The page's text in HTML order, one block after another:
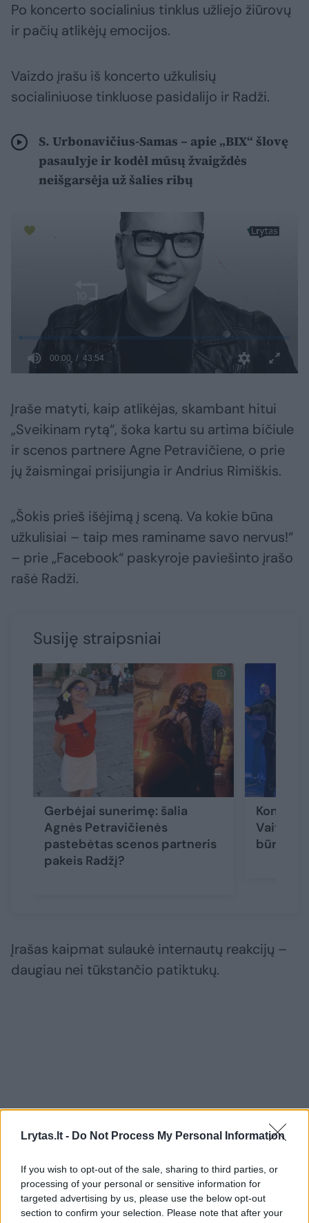
Lrytas.lt - Do Not Process My Personal Information
If you wish to opt-out of the sale, sharing to third parties, or
processing of your personal or sensitive information for
targeted advertising by us, please use the below opt-out
section to confirm your selection. Please note that after your
Po koncerto socialinius tinklus užliejo žiūrovų
ir pačių atlikėjų emocijos.
Vaizdo įrašu iš koncerto užkulisių
socialiniuose tinkluose pasidalijo ir Radži.
S. Urbonavičius-Samas – apie „BIX“ šlovę
pasaulyje ir kodėl mūsų žvaigždės
neišgarsėja už šalies ribų
Įraše matyti, kaip atlikėjas, skambant hitui
„Sveikinam rytą“, šoka kartu su artima bičiule
ir scenos partnere Agne Petravičiene, o prie
jų žaismingai prisijungia ir Andrius Rimiškis.
„Šokis prieš išėjimą į sceną. Va kokie būna
užkulisiai – taip mes raminame savo nervus!“
– prie „Facebook“ paskyroje paviešinto įrašo
rašė Radži.
Susiję straipsniai
Gerbėjai sunerimę: šalia
Agnės Petravičienės
pastebėtas scenos partneris
pakeis Radžį?
būrys
Įrašas kaipmat sulaukė internautų reakcijų –
daugiau nei tūkstančio patiktukų.